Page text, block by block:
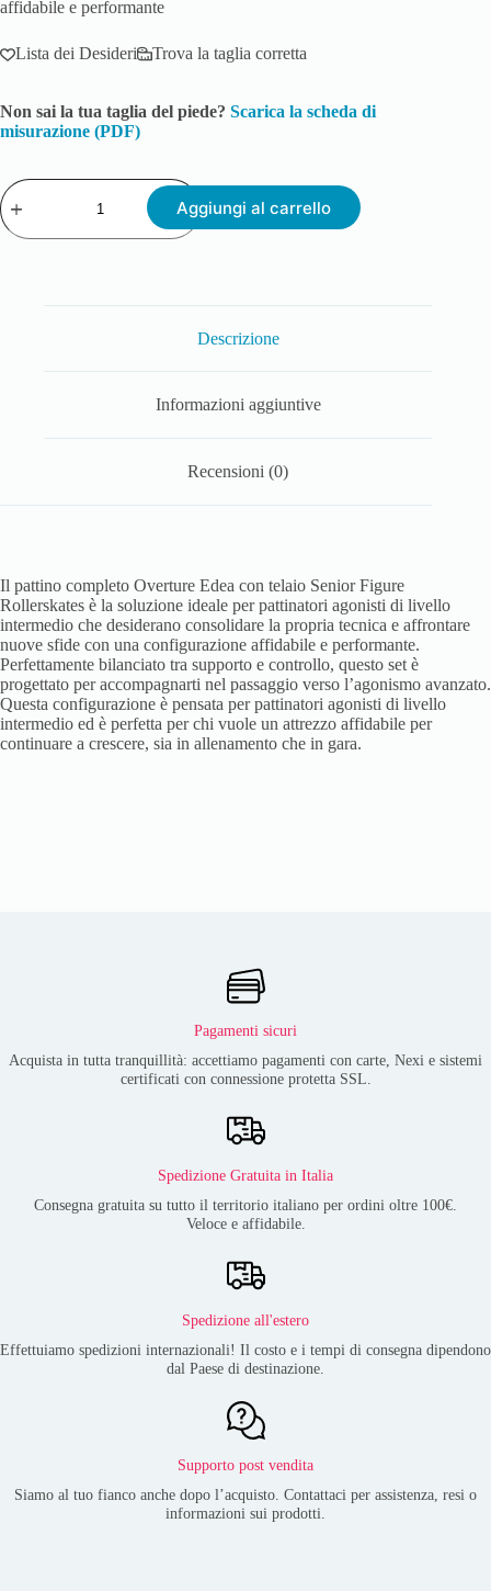
affidabile e performante
Lista dei Desideri Trova la taglia corretta
Non sai la tua taglia del piede? Scarica la scheda di
misurazione (PDF)
Aggiungi al carrello
Descrizione
Informazioni aggiuntive
Recensioni (0)
Il pattino completo Overture Edea con telaio Senior Figure
Rollerskates è la soluzione ideale per pattinatori agonisti di livello
intermedio che desiderano consolidare la propria tecnica e affrontare
nuove sfide con una configurazione affidabile e performante.
Perfettamente bilanciato tra supporto e controllo, questo set è
progettato per accompagnarti nel passaggio verso l’agonismo avanzato.
Questa configurazione è pensata per pattinatori agonisti di livello
intermedio ed è perfetta per chi vuole un attrezzo affidabile per
continuare a crescere, sia in allenamento che in gara.
Pagamenti sicuri
Acquista in tutta tranquillità: accettiamo pagamenti con carte, Nexi e sistemi
certificati con connessione protetta SSL.
Spedizione Gratuita in Italia
Consegna gratuita su tutto il territorio italiano per ordini oltre 100€.
Veloce e affidabile.
Spedizione all'estero
Effettuiamo spedizioni internazionali! Il costo e i tempi di consegna dipendono
dal Paese di destinazione.
Supporto post vendita
Siamo al tuo fianco anche dopo l’acquisto. Contattaci per assistenza, resi o
informazioni sui prodotti.